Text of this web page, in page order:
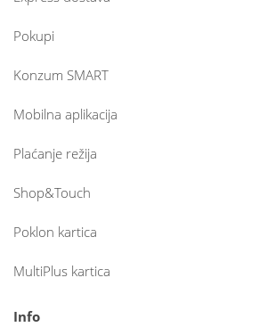
Pokupi
Konzum SMART
Mobilna aplikacija
Plaćanje režija
Shop&Touch
Poklon kartica
MultiPlus kartica
Info